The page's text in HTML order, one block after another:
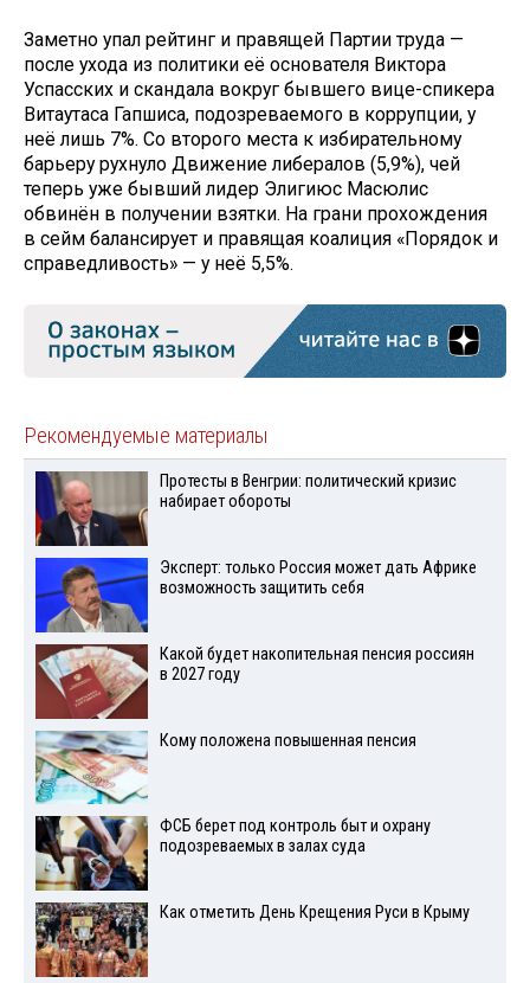
Заметно упал рейтинг и правящей Партии труда —
после ухода из политики её основателя Виктора
Успасских и скандала вокруг бывшего вице-спикера
Витаутаса Гапшиса, подозреваемого в коррупции, у
неё лишь 7%. Со второго места к избирательному
барьеру рухнуло Движение либералов (5,9%), чей
теперь уже бывший лидер Элигиюс Масюлис
обвинён в получении взятки. На грани прохождения
в сейм балансирует и правящая коалиция «Порядок и
справедливость» — у неё 5,5%.
Рекомендуемые материалы
Протесты в Венгрии: политический кризис
набирает обороты
Эксперт: только Россия может дать Африке
возможность защитить себя
Какой будет накопительная пенсия россиян
в 2027 году
Кому положена повышенная пенсия
ФСБ берет под контроль быт и охрану
подозреваемых в залах суда
Как отметить День Крещения Руси в Крыму